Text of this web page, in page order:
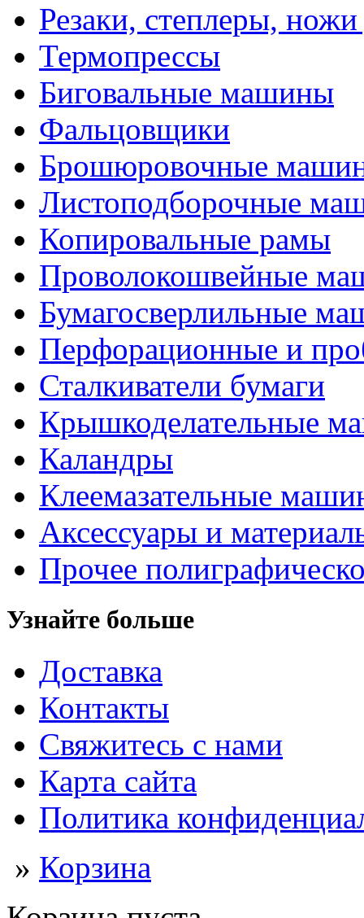
Резаки, степлеры, ножи
Термопрессы
Биговальные машины
Фальцовщики
Брошюровочные
Листоподборочные
Копировальные рамы
Проволокошвейные
Бумагосверлильные
Перфорационные и
Сталкиватели бумаги
Крышкоделательные
Каландры
Клеемазательные
Аксеcсуары и
Прочее
Узнайте больше
Доставка
Контакты
Свяжитесь с нами
Карта сайта
Политика
» Корзина